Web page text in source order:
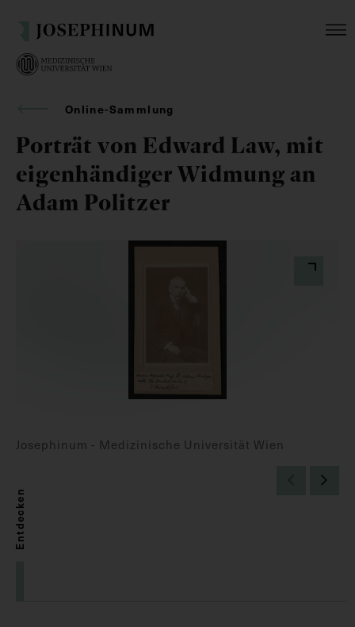
Online-Sammlung
Porträt von Edward Law, mit
eigenhändiger Widmung an
Adam Politzer
Josephinum - Medizinische Universität Wien
Entdecken